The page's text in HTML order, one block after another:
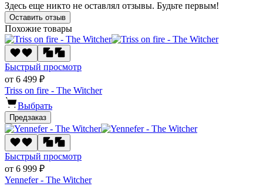
Здесь еще никто не оставлял отзывы. Будьте первым!
Оставить отзыв
Похожие товары
Быстрый просмотр
от 6 499 ₽
Triss on fire - The Witcher
Выбрать
Предзаказ
Быстрый просмотр
от 6 999 ₽
Yennefer - The Witcher